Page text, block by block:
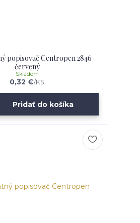
popisovač Centropen 2846
červený
0,32 €/KS
Skladom
Pridať do košíka